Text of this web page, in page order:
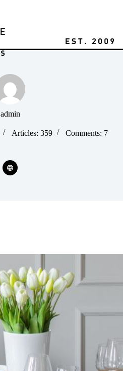
admin
Articles: 359 Comments: 7